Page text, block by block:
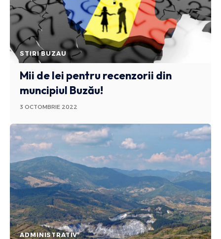
STIRI BUZAU
Mii de lei pentru recenzorii din
muncipiul Buzău!
3 OCTOMBRIE 2022
ADMINISTRATIV